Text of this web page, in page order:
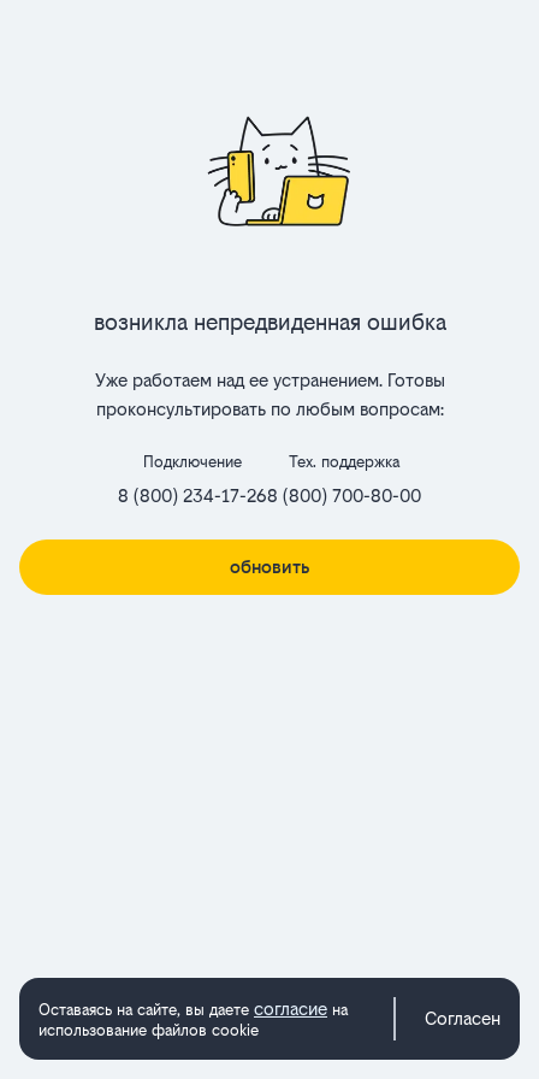
Возникла непредвиденная ошибка
Уже работаем над ее устранением. Готовы
проконсультировать по любым вопросам:
Подключение
8 (800) 234-17-26
Тех. поддержка
8 (800) 700-80-00
обновить
Оставаясь на сайте, вы даете согласие на
использование файлов cookie
Согласен